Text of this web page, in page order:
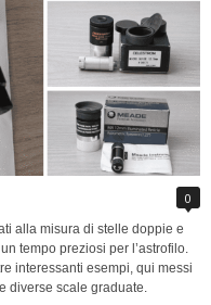
0
alla misura di stelle doppie e
tempo preziosi per l’astrofilo.
interessanti esempi, qui messi
diverse scale graduate.